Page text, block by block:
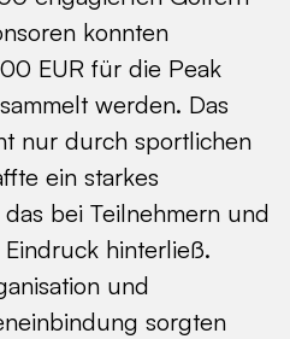
konnten
EUR für die Peak
werden. Das
nur durch sportlichen
ein starkes
bei Teilnehmern und
hinterließ.
und
sorgten